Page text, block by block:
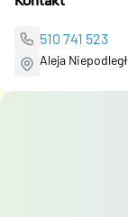
510 741 523
Aleja